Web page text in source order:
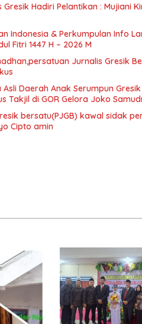
Hadiri Pelantikan : Mujiani
Indonesia & Perkumpulan Info
Fitri 1447 H – 2026 M
Jurnalis Gresik
Asli Daerah Anak Serumpun
Takjil di GOR Gelora Joko
bersatu(PJGB) kawal sidak
Cipto amin